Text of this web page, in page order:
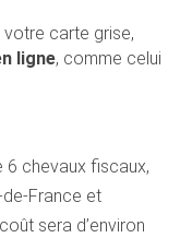
carte grise,
ligne, comme celui
6 chevaux fiscaux,
France et
sera d’environ